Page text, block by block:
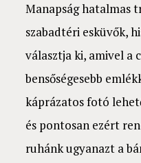
Manapság hatalmas
szabadtéri esküvők,
választja ki, amivel a
bensőségesebb
káprázatos fotó
és pontosan ezért
ruhánk ugyanazt a